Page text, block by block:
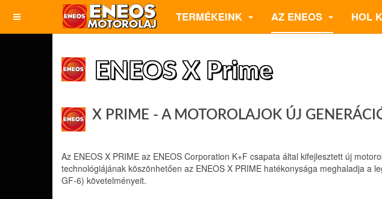
TERMÉKEINK AZ ENEOS HOL
ENEOS X Prime
X PRIME - A MOTOROLAJOK ÚJ
Az ENEOS X PRIME az ENEOS Corporation K+F csapata által kifejlesztett új
technológiájának köszönhetően az ENEOS X PRIME hatékonysága meghaladja a
GF-6) követelményeit.